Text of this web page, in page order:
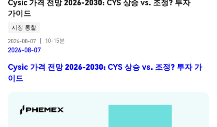
Cysic 가격 전망 2026-2030: CYS 상승 vs. 조정? 투자
가이드
시장 통찰
2026-08-07
10-15분
2026-08-07
Cysic 가격 전망 2026-2030: CYS 상승 vs. 조정? 투자 가
이드